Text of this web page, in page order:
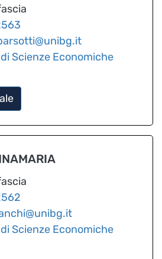
Scienze Economiche
Scienze Economiche